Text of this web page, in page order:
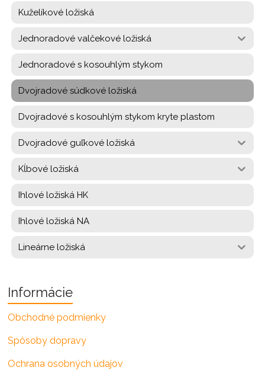
Kuželíkové ložiská
Jednoradové valčekové ložiská
Jednoradové s kosouhlým stykom
Dvojradové súdkové ložiská
Dvojradové s kosouhlým stykom kryte plastom
Dvojradové guľkové ložiská
Kĺbové ložiská
Ihlové ložiská HK
Ihlové ložiská NA
Lineárne ložiská
Informácie
Obchodné podmienky
Spôsoby dopravy
Ochrana osobných údajov